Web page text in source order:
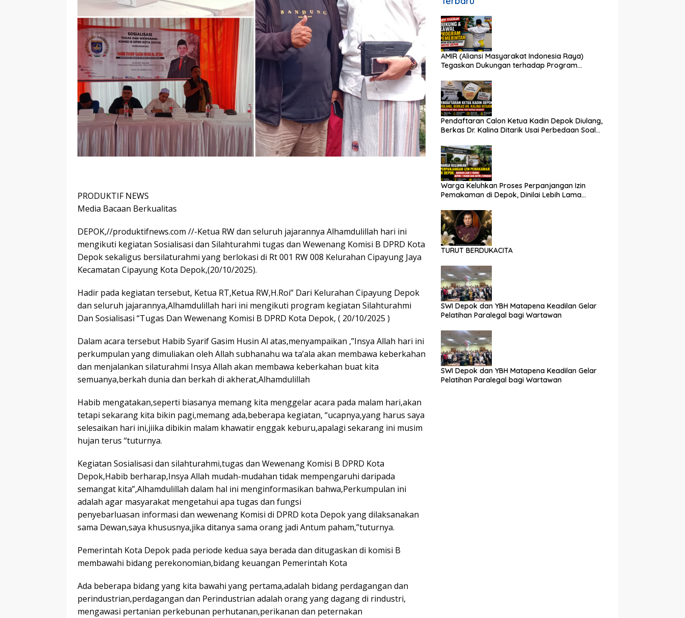
PRODUKTIF NEWS
Media Bacaan Berkualitas
DEPOK,//produktifnews.com //-Ketua RW dan seluruh jajarannya Alhamdulillah hari ini
mengikuti kegiatan Sosialisasi dan Silahturahmi tugas dan Wewenang Komisi B DPRD Kota
Depok sekaligus bersilaturahmi yang berlokasi di Rt 001 RW 008 Kelurahan Cipayung Jaya
Kecamatan Cipayung Kota Depok,(20/10/2025).
Hadir pada kegiatan tersebut, Ketua RT,Ketua RW,H.Roi” Dari Kelurahan Cipayung Depok
dan seluruh jajarannya,Alhamdulillah hari ini mengikuti program kegiatan Silahturahmi
Dan Sosialisasi “Tugas Dan Wewenang Komisi B DPRD Kota Depok, ( 20/10/2025 )
Dalam acara tersebut Habib Syarif Gasim Husin Al atas,menyampaikan ,”Insya Allah hari ini
perkumpulan yang dimuliakan oleh Allah subhanahu wa ta’ala akan membawa keberkahan
dan menjalankan silaturahmi Insya Allah akan membawa keberkahan buat kita
semuanya,berkah dunia dan berkah di akherat,Alhamdulillah
Habib mengatakan,seperti biasanya memang kita menggelar acara pada malam hari,akan
tetapi sekarang kita bikin pagi,memang ada,beberapa kegiatan, “ucapnya,yang harus saya
selesaikan hari ini,jiika dibikin malam khawatir enggak keburu,apalagi sekarang ini musim
hujan terus “tuturnya.
Kegiatan Sosialisasi dan silahturahmi,tugas dan Wewenang Komisi B DPRD Kota
Depok,Habib berharap,Insya Allah mudah-mudahan tidak mempengaruhi daripada
semangat kita”,Alhamdulillah dalam hal ini menginformasikan bahwa,Perkumpulan ini
adalah agar masyarakat mengetahui apa tugas dan fungsi
penyebarluasan informasi dan wewenang Komisi di DPRD kota Depok yang dilaksanakan
sama Dewan,saya khususnya,jika ditanya sama orang jadi Antum paham,”tuturnya.
Pemerintah Kota Depok pada periode kedua saya berada dan ditugaskan di komisi B
membawahi bidang perekonomian,bidang keuangan Pemerintah Kota
Ada beberapa bidang yang kita bawahi yang pertama,adalah bidang perdagangan dan
perindustrian,perdagangan dan Perindustrian adalah orang yang dagang di rindustri,
mengawasi pertanian perkebunan perhutanan,perikanan dan peternakan
AMIR (Aliansi Masyarakat Indonesia Raya)
Tegaskan Dukungan terhadap Program
Pendaftaran Calon Ketua Kadin Depok Diulang,
Berkas Dr. Kalina Ditarik Usai Perbedaan Soal
Warga Keluhkan Proses Perpanjangan Izin
Pemakaman di Depok, Dinilai Lebih Lama
TURUT BERDUKACITA
SWI Depok dan YBH Matapena Keadilan Gelar
Pelatihan Paralegal bagi Wartawan
SWI Depok dan YBH Matapena Keadilan Gelar
Pelatihan Paralegal bagi Wartawan